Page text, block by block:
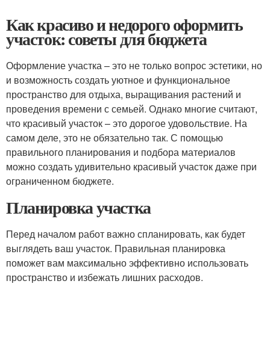
Как красиво и недорого оформить
участок: советы для бюджета
Оформление участка – это не только вопрос эстетики, но
и возможность создать уютное и функциональное
пространство для отдыха, выращивания растений и
проведения времени с семьей. Однако многие считают,
что красивый участок – это дорогое удовольствие. На
самом деле, это не обязательно так. С помощью
правильного планирования и подбора материалов
можно создать удивительно красивый участок даже при
ограниченном бюджете.
Планировка участка
Перед началом работ важно спланировать, как будет
выглядеть ваш участок. Правильная планировка
поможет вам максимально эффективно использовать
пространство и избежать лишних расходов.